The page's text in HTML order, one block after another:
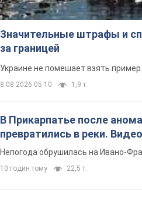
Значительные штрафы и
за границей
Украине не помешает взять
8.08.2026 05:10 1,9 т.
В Прикарпатье после
превратились в реки. Видео
Непогода обрушилась на Ивано-
10 годин тому 22,5 т.